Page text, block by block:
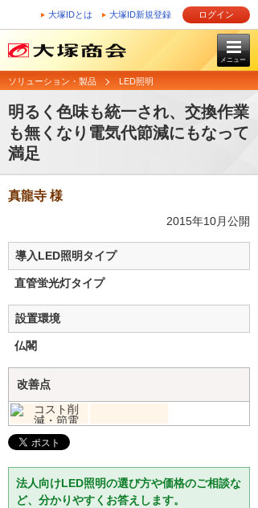
大塚IDとは 大塚ID新規登録 ログイン
メニュー
ソリューション・製品 LED照明
明るく色味も統一され、交換作業
も無くなり電気代節減にもなって
満足
真龍寺 様
2015年10月公開
導入LED照明タイプ
直管蛍光灯タイプ
設置環境
仏閣
改善点
法人向けLED照明の選び方や価格のご相談な
ど、分かりやすくお答えします。